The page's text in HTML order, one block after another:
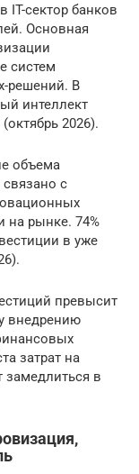
IT-сектор банков
Основная
систем
решений. В
интеллект
2026).
объема
с
на рынке. 74%
в уже
превысит
внедрению
затрат на
замедлиться в